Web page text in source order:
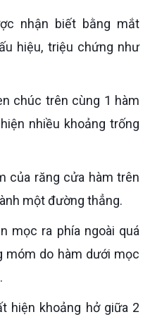
hiệu, triệu chứng như
nhiều khoảng trống
một đường thẳng.
móm do hàm dưới mọc